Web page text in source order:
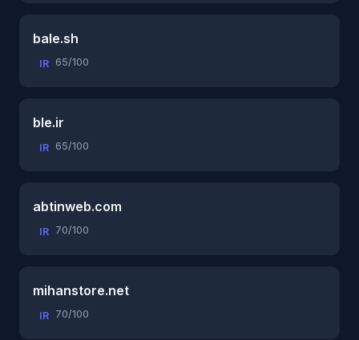
bale.sh
IR 65/100
ble.ir
IR 65/100
abtinweb.com
IR 70/100
mihanstore.net
IR 70/100